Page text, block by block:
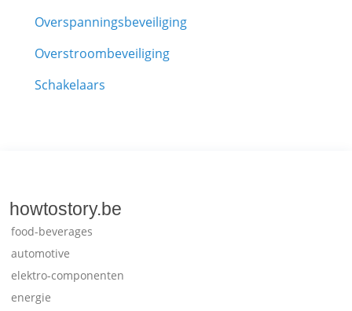
Overspanningsbeveiliging
Overstroombeveiliging
Schakelaars
howtostory.be
food-beverages
automotive
elektro-componenten
energie